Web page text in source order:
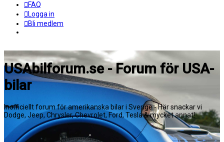
FAQ
Logga in
Bli medlem
USAbilforum.se - Forum för USA-
bilar
Inofficiellt forum för amerikanska bilar i Sverige - Här snackar vi
Dodge, Jeep, Chrysler, Chevrolet, Ford, Tesla & mycket annat!